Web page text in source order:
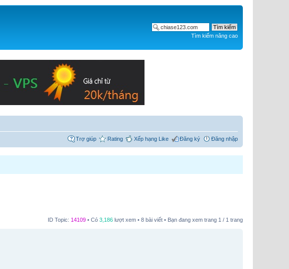
Tìm kiếm nâng cao
Trợ giúp Rating Xếp hạng Like Đăng ký Đăng nhập
ID Topic: 14109 • Có 3,186 lượt xem • 8 bài viết • Bạn đang xem trang 1 / 1 trang